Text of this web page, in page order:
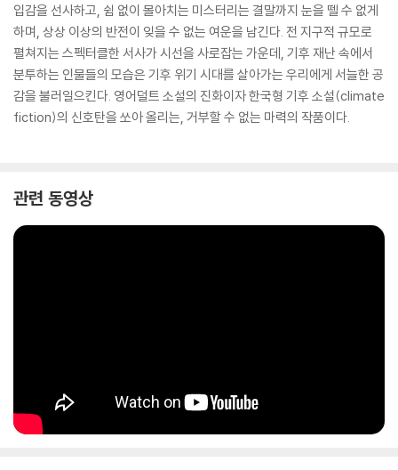
입감을 선사하고, 쉼 없이 몰아치는 미스터리는 결말까지 눈을 뗄 수 없게
하며, 상상 이상의 반전이 잊을 수 없는 여운을 남긴다. 전 지구적 규모로
펼쳐지는 스펙터클한 서사가 시선을 사로잡는 가운데, 기후 재난 속에서
분투하는 인물들의 모습은 기후 위기 시대를 살아가는 우리에게 서늘한 공
감을 불러일으킨다. 영어덜트 소설의 진화이자 한국형 기후 소설(climate
fiction)의 신호탄을 쏘아 올리는, 거부할 수 없는 마력의 작품이다.
관련 동영상